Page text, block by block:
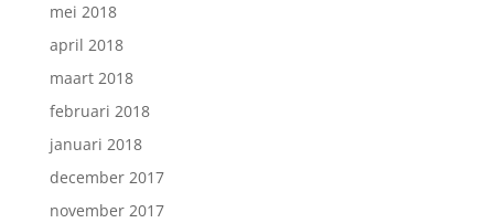
mei 2018
april 2018
maart 2018
februari 2018
januari 2018
december 2017
november 2017